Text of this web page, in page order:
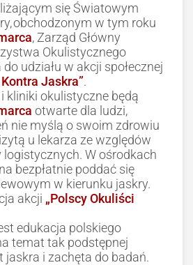
się Światowym
obchodzonym w tym roku
, Zarząd Główny
Okulistycznego
udziału w akcji społecznej
Jaskra”.
kliniki okulistyczne będą
otwarte dla ludzi,
nie myślą o swoim zdrowiu
u lekarza ze względów
W ośrodkach
bezpłatnie poddać się
w kierunku jaskry.
akcji „Polscy Okuliści
edukacja polskiego
temat tak podstępnej
jaskra i zachęta do badań.